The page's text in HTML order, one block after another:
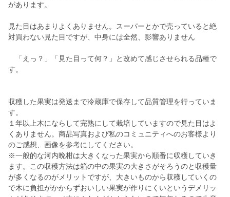
があります。
見た目はあまりよくありません。スーパーとかで売っていると絶
対買わない見た目ですが、中身には全然、影響ありません
「えっ？」「見た目って何？」と改めて感じさせられる品種で
す。
収穫した果実は発送まで冷蔵庫で保存して品質管理を行っていま
す。
１年以上木にならして完熟にして栽培していますので見た目はよ
くありません。商品写真および私のコミュニティへのお客様より
のご感想、画像を参考にしてください。
※一般的な河内晩柑は大きくなった果実から順番に収穫していき
ます。この収穫方法は箱の中の果実の大きさがそろうのと収穫量
が多くなるのがメリットですが、大きいものから収穫していくの
で木に負担がかからずおいしい果実が作りにくいというデメリッ